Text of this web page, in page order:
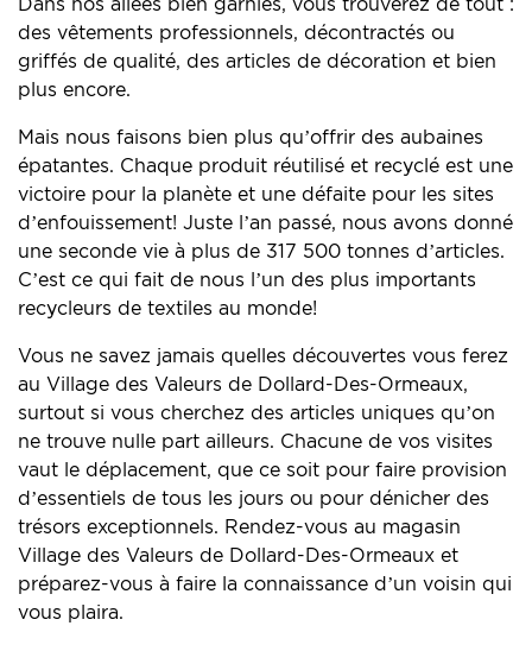
des vêtements professionnels, décontractés ou
griffés de qualité, des articles de décoration et bien
plus encore.
Mais nous faisons bien plus qu’offrir des aubaines
épatantes. Chaque produit réutilisé et recyclé est une
victoire pour la planète et une défaite pour les sites
d’enfouissement! Juste l’an passé, nous avons donné
une seconde vie à plus de 317 500 tonnes d’articles.
C’est ce qui fait de nous l’un des plus importants
recycleurs de textiles au monde!
Vous ne savez jamais quelles découvertes vous ferez
au Village des Valeurs de Dollard-Des-Ormeaux,
surtout si vous cherchez des articles uniques qu’on
ne trouve nulle part ailleurs. Chacune de vos visites
vaut le déplacement, que ce soit pour faire provision
d’essentiels de tous les jours ou pour dénicher des
trésors exceptionnels. Rendez-vous au magasin
Village des Valeurs de Dollard-Des-Ormeaux et
préparez-vous à faire la connaissance d’un voisin qui
vous plaira.